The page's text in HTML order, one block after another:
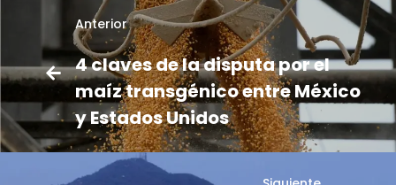
Anterior
4 claves de la disputa por el
maíz transgénico entre México
y Estados Unidos